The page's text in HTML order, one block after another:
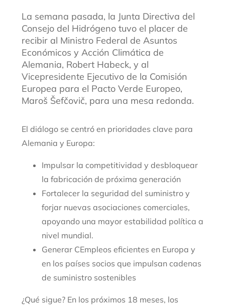
La semana pasada, la Junta Directiva del
Consejo del Hidrógeno tuvo el placer de
recibir al Ministro Federal de Asuntos
Económicos y Acción Climática de
Alemania, Robert Habeck, y al
Vicepresidente Ejecutivo de la Comisión
Europea para el Pacto Verde Europeo,
Maroš Šefčovič, para una mesa redonda.
El diálogo se centró en prioridades clave para
Alemania y Europa:
Impulsar la competitividad y desbloquear
la fabricación de próxima generación
Fortalecer la seguridad del suministro y
forjar nuevas asociaciones comerciales,
apoyando una mayor estabilidad política a
nivel mundial.
Generar CEmpleos eficientes en Europa y
en los países socios que impulsan cadenas
de suministro sostenibles
¿Qué sigue? En los próximos 18 meses, los